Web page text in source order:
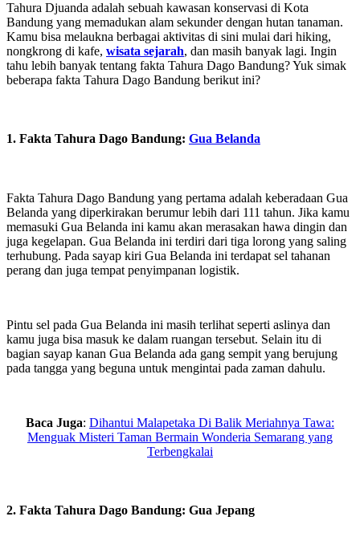
Tahura Djuanda adalah sebuah kawasan konservasi di Kota
Bandung yang memadukan alam sekunder dengan hutan tanaman.
Kamu bisa melaukna berbagai aktivitas di sini mulai dari hiking,
nongkrong di kafe, wisata sejarah, dan masih banyak lagi. Ingin
tahu lebih banyak tentang fakta Tahura Dago Bandung? Yuk simak
beberapa fakta Tahura Dago Bandung berikut ini?
1. Fakta Tahura Dago Bandung: Gua Belanda
Fakta Tahura Dago Bandung yang pertama adalah keberadaan Gua
Belanda yang diperkirakan berumur lebih dari 111 tahun. Jika kamu
memasuki Gua Belanda ini kamu akan merasakan hawa dingin dan
juga kegelapan. Gua Belanda ini terdiri dari tiga lorong yang saling
terhubung. Pada sayap kiri Gua Belanda ini terdapat sel tahanan
perang dan juga tempat penyimpanan logistik.
Pintu sel pada Gua Belanda ini masih terlihat seperti aslinya dan
kamu juga bisa masuk ke dalam ruangan tersebut. Selain itu di
bagian sayap kanan Gua Belanda ada gang sempit yang berujung
pada tangga yang beguna untuk mengintai pada zaman dahulu.
Baca Juga: Dihantui Malapetaka Di Balik Meriahnya Tawa:
Menguak Misteri Taman Bermain Wonderia Semarang yang
Terbengkalai
2. Fakta Tahura Dago Bandung: Gua Jepang